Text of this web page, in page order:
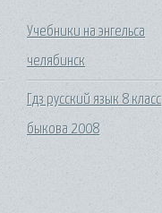
Учебники на энгельса
челябинск
Гдз русский язык 8 класс
быкова 2008